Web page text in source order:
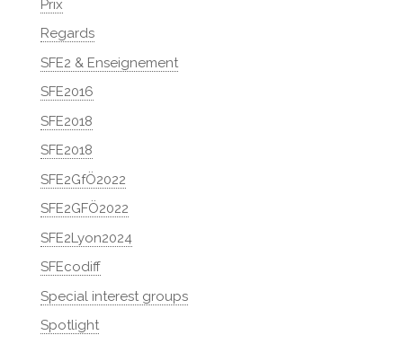
Prix
Regards
SFE2 & Enseignement
SFE2016
SFE2018
SFE2018
SFE2GfÖ2022
SFE2GFÖ2022
SFE2Lyon2024
SFEcodiff
Special interest groups
Spotlight